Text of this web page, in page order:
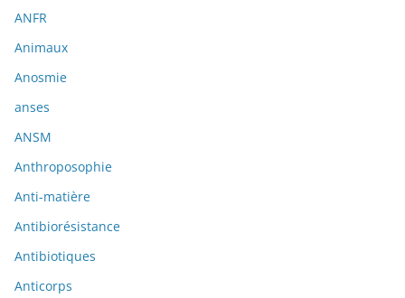
ANFR
Animaux
Anosmie
anses
ANSM
Anthroposophie
Anti-matière
Antibiorésistance
Antibiotiques
Anticorps